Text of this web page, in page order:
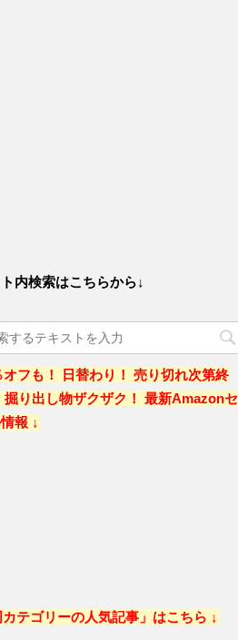
内検索はこちらから↓
オフも！ 日替わり！ 売り切れ次第終
掘り出し物ザクザク！ 最新Amazonセ
報 ↓
カテゴリーの人気記事」はこちら ↓